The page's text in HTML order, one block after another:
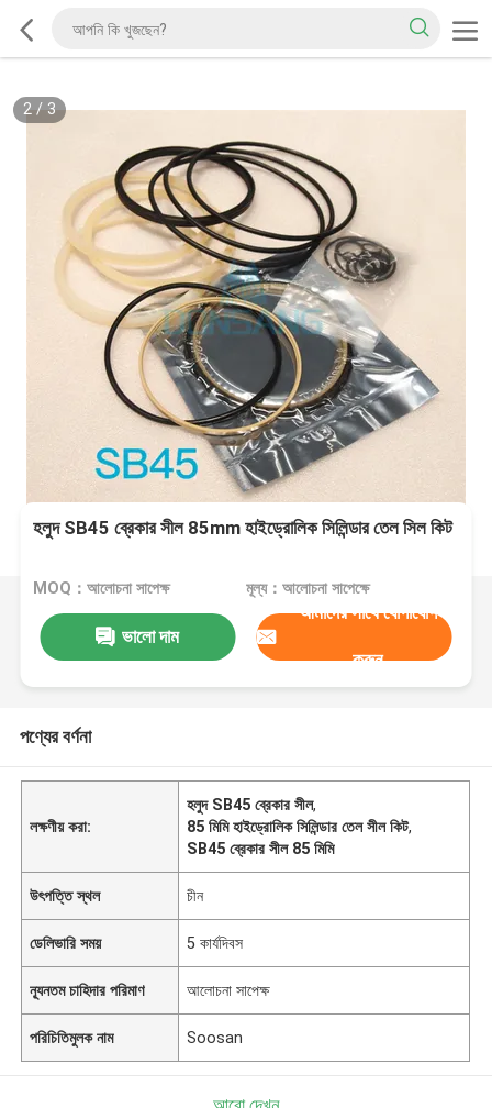
2/3
হলুদ SB45 ব্রেকার সীল 85mm হাইড্রোলিক সিলিন্ডার তেল সিল কিট
MOQ：আলোচনা সাপেক্ষ মূল্য：আলোচনা সাপেক্ষে
ভালো দাম
আমাদের সাথে যোগাযোগ
করুন
পণ্যের বর্ণনা
লক্ষণীয় করা:
হলুদ SB45 ব্রেকার সীল,
85 মিমি হাইড্রোলিক সিলিন্ডার তেল সীল কিট,
SB45 ব্রেকার সীল 85 মিমি
উৎপত্তি স্থল চীন
ডেলিভারি সময় 5 কার্যদিবস
ন্যূনতম চাহিদার পরিমাণ আলোচনা সাপেক্ষ
পরিচিতিমুলক নাম Soosan